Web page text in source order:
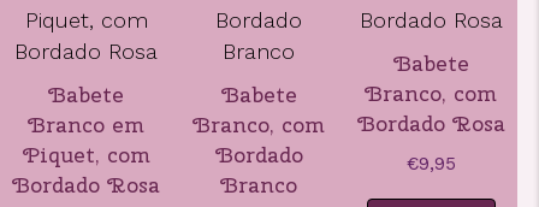
Babete
Branco em
Piquet, com
Bordado Rosa
Babete
Branco, com
Bordado
Branco
Babete
Branco, com
Bordado Rosa
€9,95